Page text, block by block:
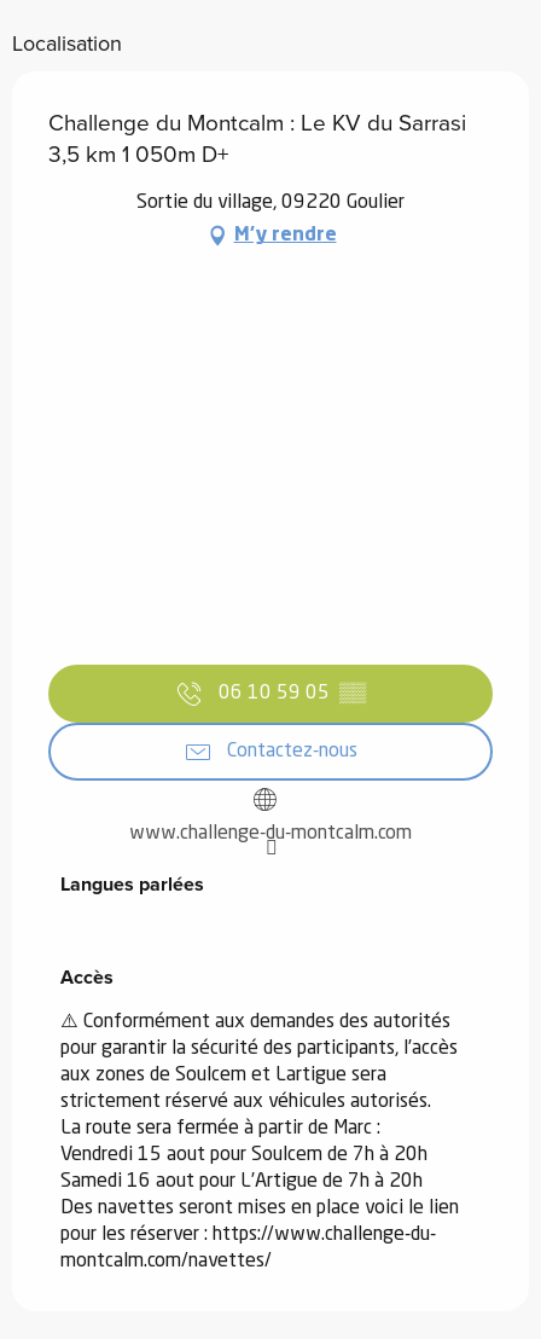
Localisation
Challenge du Montcalm : Le KV du Sarrasi
3,5 km 1 050m D+
Sortie du village, 09220 Goulier
M'y rendre
06 10 59 05 ▒▒
Contactez-nous
www.challenge-du-montcalm.com
Langues parlées
Langues parlées
Accès
Accès
⚠️ Conformément aux demandes des autorités
pour garantir la sécurité des participants, l’accès
aux zones de Soulcem et Lartigue sera
strictement réservé aux véhicules autorisés.
La route sera fermée à partir de Marc :
Vendredi 15 aout pour Soulcem de 7h à 20h
Samedi 16 aout pour L’Artigue de 7h à 20h
Des navettes seront mises en place voici le lien
pour les réserver : https://www.challenge-du-
montcalm.com/navettes/